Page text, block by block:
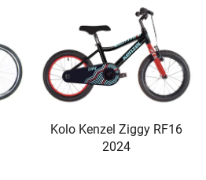
Kolo Kenzel Ziggy RF16
2024